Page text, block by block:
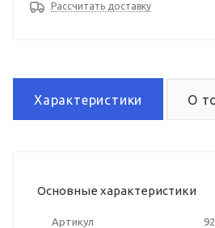
Рассчитать доставку
Характеристики О
Основные характеристики
Артикул